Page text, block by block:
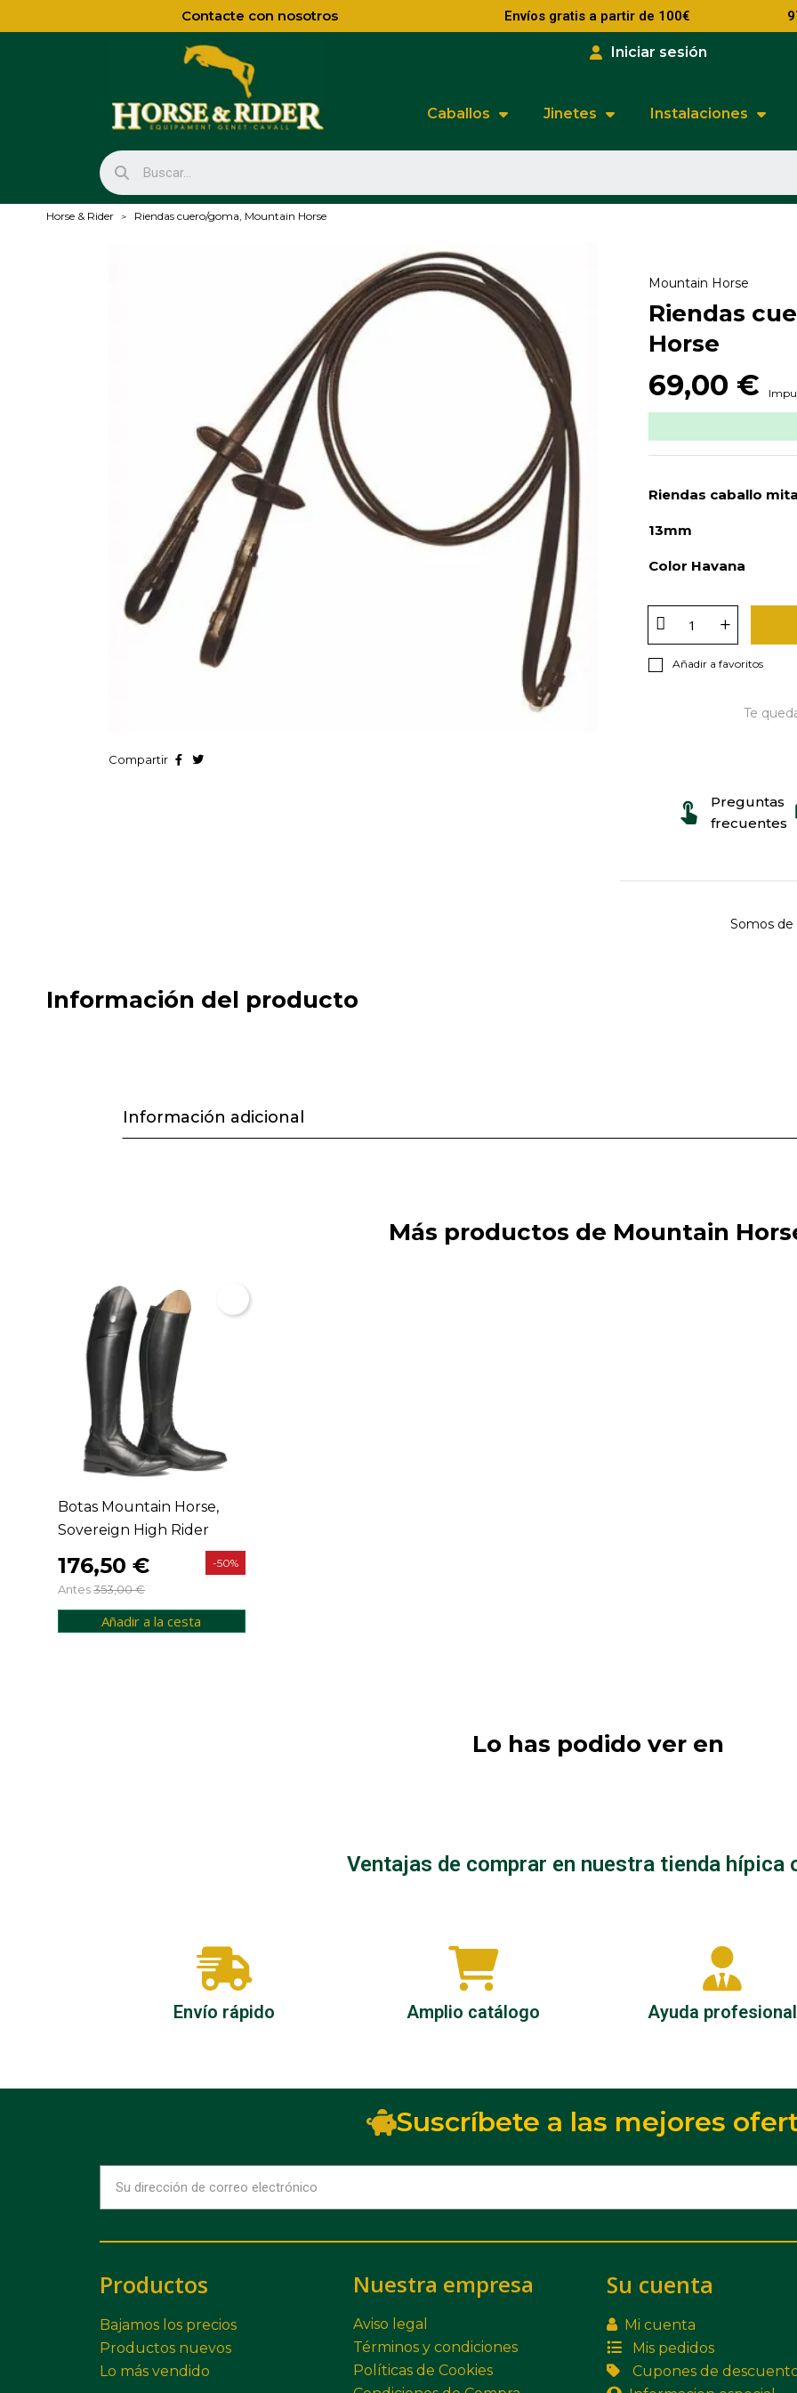
Contacte con nosotros Envíos gratis a partir de 100€
Iniciar sesión
Caballos Jinetes Instalaciones
Horse & Rider Riendas cuero/goma, Mountain Horse
Compartir
Mountain Horse
Riendas
Horse
69,00 €
Riendas caballo
13mm
Color Havana
Añadir a favoritos
Te
Preguntas
frecuentes
Somos de
Información del producto
Información adicional
Más productos de Mountain
Botas Mountain Horse,
Sovereign High Rider
176,50 €
Antes353,00 €
-50%
Añadir a la cesta
Lo has podido ver en
Ventajas de comprar en nuestra tienda hípica
Envío rápido Amplio catálogo Ayuda profesional
Suscríbete a las mejores
Productos
Bajamos los precios
Productos nuevos
Lo más vendido
Nuestra empresa
Aviso legal
Términos y condiciones
Políticas de Cookies
Su cuenta
Mi cuenta
Mis pedidos
Cupones de